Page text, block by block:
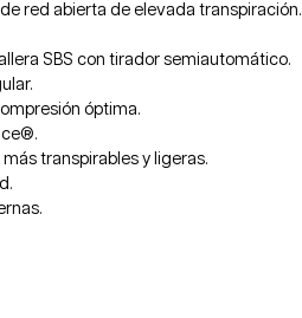
red abierta de elevada transpiración.
SBS con tirador semiautomático.
óptima.
transpirables y ligeras.